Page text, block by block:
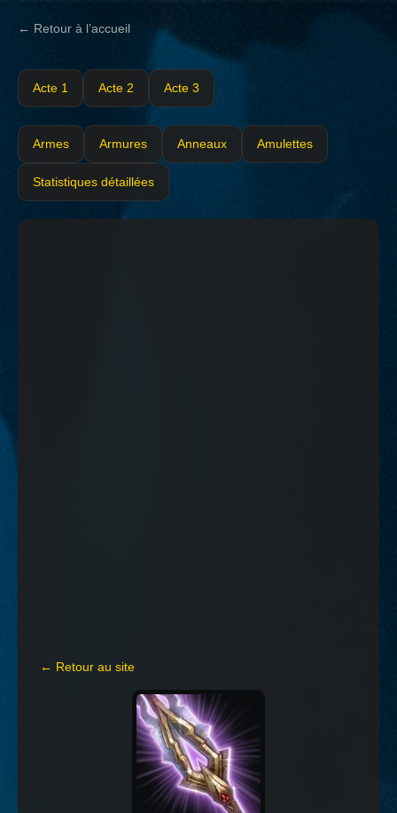
← Retour à l’accueil
Acte 1 Acte 2 Acte 3
Armes Armures Anneaux Amulettes
Statistiques détaillées
← Retour au site